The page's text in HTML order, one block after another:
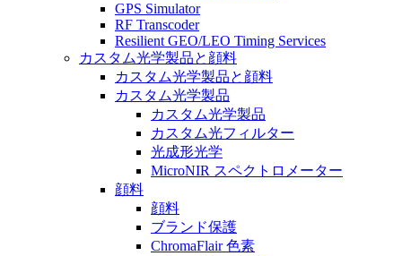
GPS Simulator
RF Transcoder
Resilient GEO/LEO Timing Services
カスタム光学製品と顔料
カスタム光学製品と顔料
カスタム光学製品
カスタム光学製品
カスタム光フィルター
光成形光学
MicroNIR スペクトロメーター
顔料
顔料
ブランド保護
ChromaFlair 色素